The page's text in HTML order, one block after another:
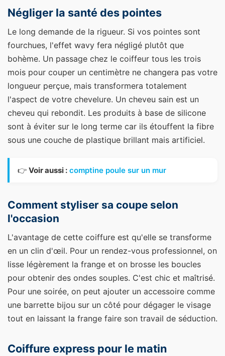
Négliger la santé des pointes
Le long demande de la rigueur. Si vos pointes sont
fourchues, l'effet wavy fera négligé plutôt que
bohème. Un passage chez le coiffeur tous les trois
mois pour couper un centimètre ne changera pas votre
longueur perçue, mais transformera totalement
l'aspect de votre chevelure. Un cheveu sain est un
cheveu qui rebondit. Les produits à base de silicone
sont à éviter sur le long terme car ils étouffent la fibre
sous une couche de plastique brillant mais artificiel.
👉 Voir aussi : comptine poule sur un mur
Comment styliser sa coupe selon
l'occasion
L'avantage de cette coiffure est qu'elle se transforme
en un clin d'œil. Pour un rendez-vous professionnel, on
lisse légèrement la frange et on brosse les boucles
pour obtenir des ondes souples. C'est chic et maîtrisé.
Pour une soirée, on peut ajouter un accessoire comme
une barrette bijou sur un côté pour dégager le visage
tout en laissant la frange faire son travail de séduction.
Coiffure express pour le matin